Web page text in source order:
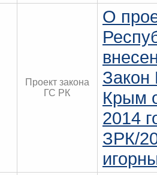
Проект закона
ГС РК
О
Закон
Крым
2014
ЗРК/